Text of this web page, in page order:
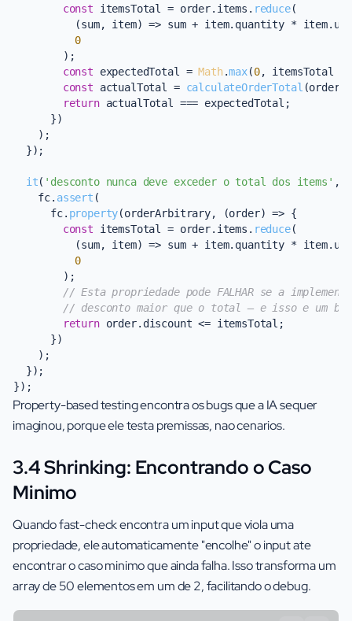
const itemsTotal = order. items . reduce(
(sum, item) => sum + item. quantity * item.
0
        );
const expectedTotal = Math.max(0, itemsTotal -
const actualTotal = calculateOrderTotal (order);
return actualTotal === expectedTotal;
      })
    );
  });
it( 'desconto nunca deve exceder o total dos items' ,
    fc.
assert (
      fc.
property(orderArbitrary, (order) => {
const itemsTotal = order. items . reduce(
(sum, item) => sum + item. quantity * item.
0
        );
// Esta propriedade pode FALHAR se a
// desconto maior que o total — e isso e um
return order. discount <= itemsTotal;
      })
    );
  });
Property-based testing encontra os bugs que a IA sequer
imaginou, porque ele testa premissas, nao cenarios.
3.4 Shrinking: Encontrando o Caso
Minimo
Quando fast-check encontra um input que viola uma
propriedade, ele automaticamente "encolhe" o input ate
encontrar o caso minimo que ainda falha. Isso transforma um
array de 50 elementos em um de 2, facilitando o debug.